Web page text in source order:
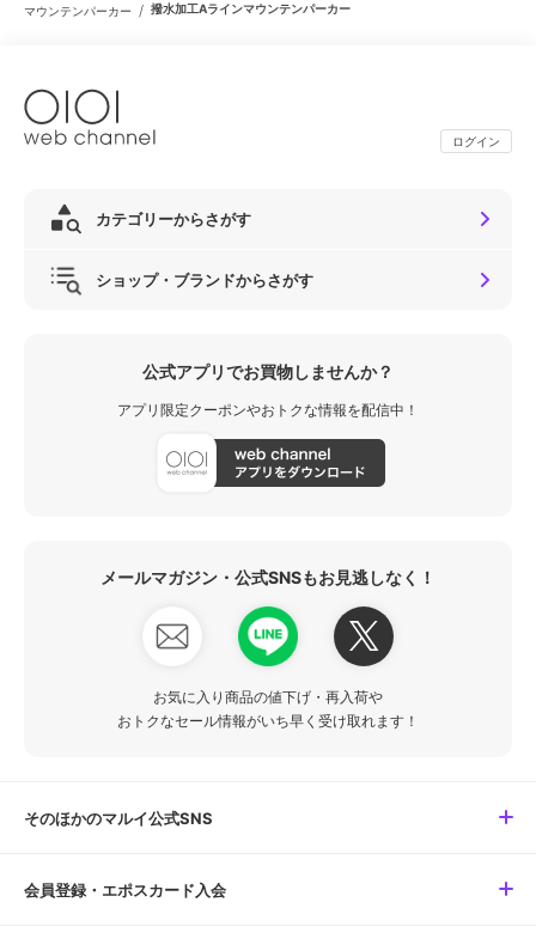
マウンテンパーカー / 撥水加工Aラインマウンテンパーカー
ログイン
カテゴリーからさがす
ショップ・ブランドからさがす
公式アプリでお買物しませんか？
アプリ限定クーポンやおトクな情報を配信中！
メールマガジン・公式SNSもお見逃しなく！
お気に入り商品の値下げ・再入荷や
おトクなセール情報がいち早く受け取れます！
そのほかのマルイ公式SNS
会員登録・エポスカード入会